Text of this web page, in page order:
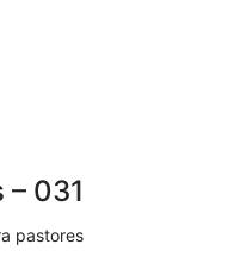
031
pastores